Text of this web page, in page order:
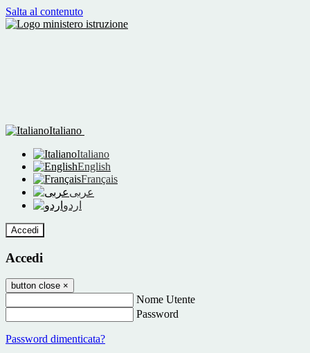
Salta al contenuto
Italiano
Italiano
English
Français
عربى
اردو
Accedi
Accedi
button close ×
Nome Utente
Password
Password dimenticata?